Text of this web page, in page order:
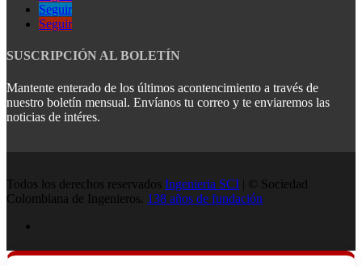
Seguir
Seguir
SUSCRIPCIÓN AL BOLETÍN
Mantente enterado de los últimos acontencimiento a través de
nuestro boletín mensual. Envíanos tu correo y te enviaremos las
noticias de intéres.
Todos los derechos reservados Ingenieria SCI | © Sociedad
Colombiana de Ingenieros. 138 años de fundación